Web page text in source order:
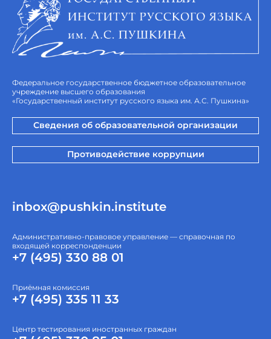
Федеральное государственное бюджетное образовательное
учреждение высшего образования
«Государственный институт русского языка им. А.С. Пушкина»
Сведения об образовательной организации
Противодействие коррупции
inbox@pushkin.institute
Административно-правовое управление — справочная по
входящей корреспонденции
+7 (495) 330 88 01
Приёмная комиссия
+7 (495) 335 11 33
Центр тестирования иностранных граждан